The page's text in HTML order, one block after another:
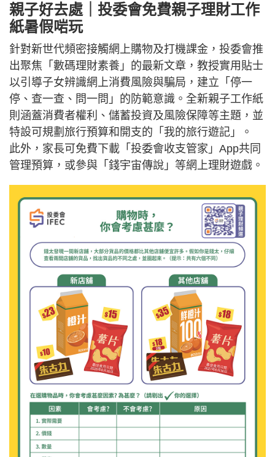
親子好去處｜投委會免費親子理財工作
紙暑假啱玩
針對新世代頻密接觸網上購物及打機課金，投委會推
出聚焦「數碼理財素養」的最新文章，教授實用貼士
以引導子女辨識網上消費風險與騙局，建立「停一
停、查一查、問一問」的防範意識。全新親子工作紙
則涵蓋消費者權利、儲蓄投資及風險保障等主題，並
特設可規劃旅行預算和開支的「我的旅行遊記」。
此外，家長可免費下載「投委會收支管家」App共同
管理預算，或參與「錢宇宙傳說」等網上理財遊戲。